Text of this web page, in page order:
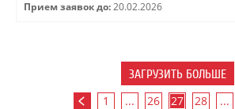
Прием заявок до: 20.02.2026
ЗАГРУЗИТЬ БОЛЬШЕ
1 ... 26 27 28 ...